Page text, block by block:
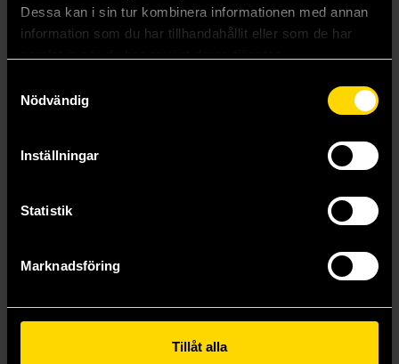
Dessa kan i sin tur kombinera informationen med annan
information som du har tillhandahållit eller som de har
Nödvändig
Inställningar
Statistik
Marknadsföring
Tillåt alla
239 kr
Beställ
Cherry Blossoms After Winter: Vol. 4
Beställ